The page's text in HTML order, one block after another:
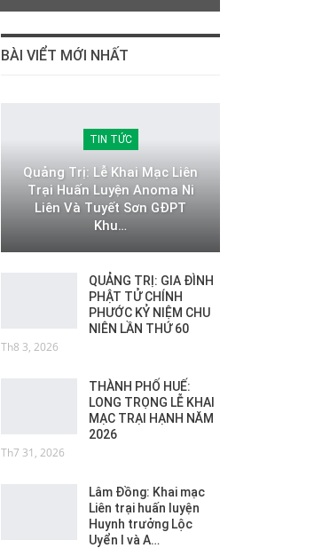
BÀI VIỂT MỚI NHẤT
TIN TỨC
Quảng Trị: Lễ Khai Mạc Liên
Trại Huấn Luyện Anoma Ni
Liên Và Tuyết Sơn GĐPT
Khu…
QUẢNG TRỊ: GIA ĐÌNH
PHẬT TỬ CHÍNH
PHƯỚC KỶ NIỆM CHU
NIÊN LẦN THỨ 60
Th8 3, 2026
THÀNH PHỐ HUẾ:
LONG TRỌNG LỄ KHAI
MẠC TRẠI HẠNH NĂM
2026
Th7 31, 2026
Lâm Đồng: Khai mạc
Liên trại huấn luyện
Huynh trưởng Lộc
Uyển I và A…